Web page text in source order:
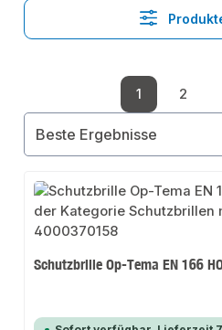
Seite
1
Seite
2
Schutzbrille Op-Tema EN 166